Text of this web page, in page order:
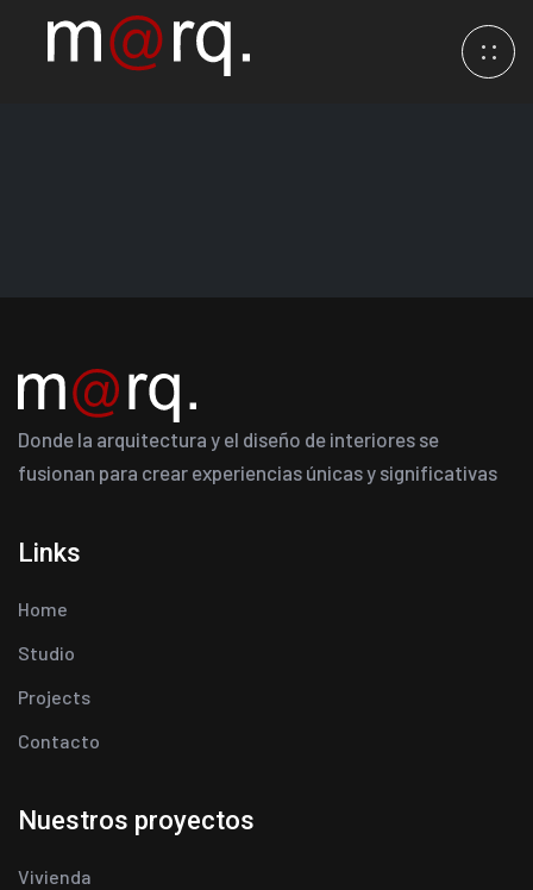
Donde la arquitectura y el diseño de interiores se
fusionan para crear experiencias únicas y significativas
Links
Home
Studio
Projects
Contacto
Nuestros proyectos
Vivienda